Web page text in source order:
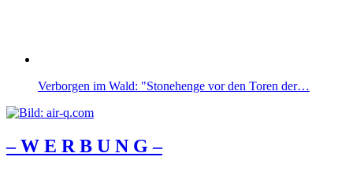
Verborgen im Wald: "Stonehenge vor den Toren der…
– W Ε R Β U Ν G –